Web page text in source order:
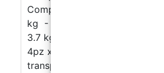
Composant B (durcisseur) Kit
kg - Composant A (résine
3.7 kg - Composant B
4pz x 21.2 kg - Composant A
transparente) 4pz x 14.8 kg -